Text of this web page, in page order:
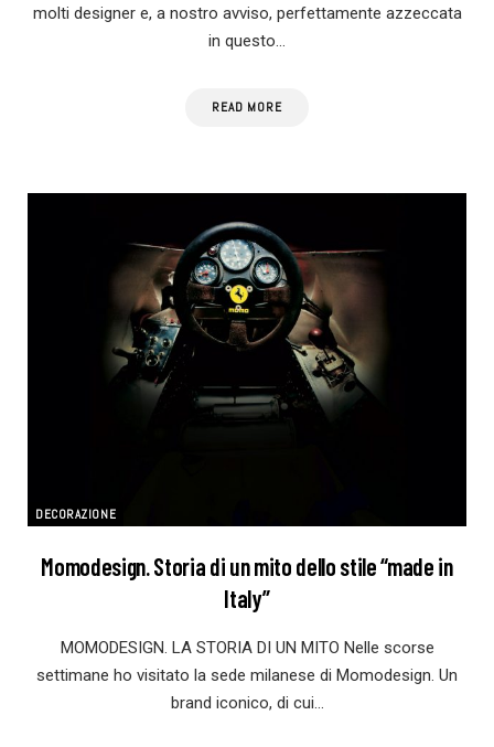
molti designer e, a nostro avviso, perfettamente azzeccata
in questo…
READ MORE
DECORAZIONE
Momodesign. Storia di un mito dello stile “made in
Italy”
MOMODESIGN. LA STORIA DI UN MITO Nelle scorse
settimane ho visitato la sede milanese di Momodesign. Un
brand iconico, di cui…